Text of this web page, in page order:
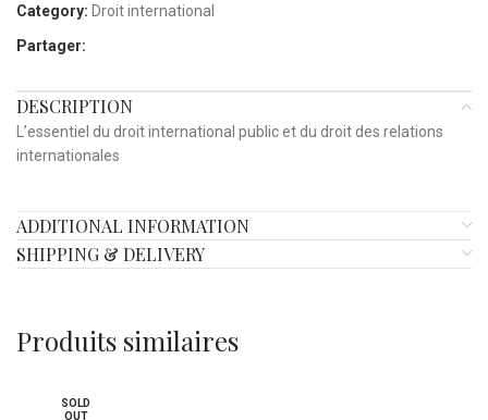
Category: Droit international
Partager:
DESCRIPTION
L’essentiel du droit international public et du droit des relations
internationales
ADDITIONAL INFORMATION
SHIPPING & DELIVERY
Produits similaires